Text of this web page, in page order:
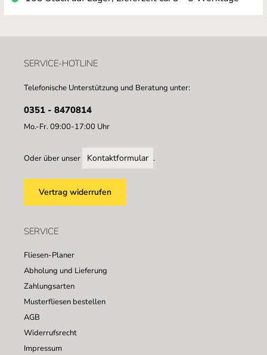
SERVICE-HOTLINE
Telefonische Unterstützung und Beratung unter:
0351 - 8470814
Mo.-Fr. 09:00-17:00 Uhr
Oder über unser Kontaktformular .
Vertrag widerrufen
SERVICE
Fliesen-Planer
Abholung und Lieferung
Zahlungsarten
Musterfliesen bestellen
AGB
Widerrufsrecht
Impressum